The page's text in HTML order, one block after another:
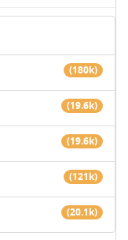
(180k)
(19.6k)
(19.6k)
(121k)
(20.1k)